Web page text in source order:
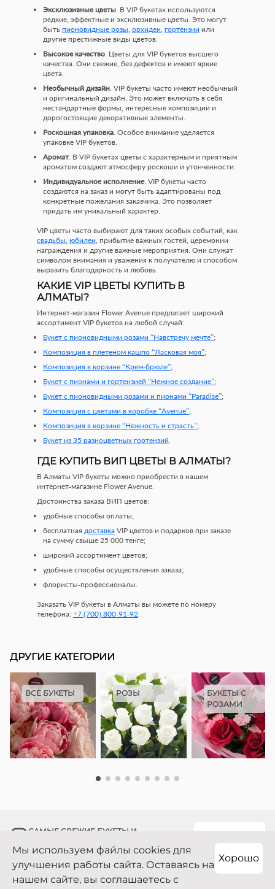
Эксклюзивные цветы. В VIP букетах используются
редкие, эффектные и эксклюзивные цветы. Это могут
быть пионовидные розы, орхидеи, гортензии или
другие престижные виды цветов.
Высокое качество. Цветы для VIP букетов высшего
качества. Они свежие, без дефектов и имеют яркие
цвета.
Необычный дизайн. VIP букеты часто имеют необычный
и оригинальный дизайн. Это может включать в себя
нестандартные формы, интересные композиции и
дорогостоящие декоративные элементы.
Роскошная упаковка. Особое внимание уделяется
упаковке VIP букетов.
Аромат. В VIP букетах цветы с характерным и приятным
ароматом создают атмосферу роскоши и утонченности.
Индивидуальное исполнение. VIP букеты часто
создаются на заказ и могут быть адаптированы под
конкретные пожелания заказчика. Это позволяет
придать им уникальный характер.
VIP цветы часто выбирают для таких особых событий, как
свадьбы, юбилеи, прибытие важных гостей, церемонии
награждения и другие важные мероприятия. Они служат
символом внимания и уважения к получателю и способом
выразить благодарность и любовь.
КАКИЕ VIP ЦВЕТЫ КУПИТЬ В
АЛМАТЫ?
Интернет-магазин Flower Avenue предлагает широкий
ассортимент VIP букетов на любой случай:
Букет с пионовидными розами “Навстречу мечте”;
Композиция в плетеном кашпо “Ласковая моя”;
Композиция в корзине “Крем-брюле”;
Букет с пионами и гортензией “Нежное создание”;
Букет с пионовидными розами и пионами “Paradise”;
Композиция с цветами в коробке “Avenue”;
Композиция в корзине “Нежность и страсть”;
Букет из 35 разноцветных гортензий.
ГДЕ КУПИТЬ ВИП ЦВЕТЫ В АЛМАТЫ?
В Алматы VIP букеты можно приобрести в нашем
интернет-магазине Flower Avenue.
Достоинства заказа ВИП цветов:
удобные способы оплаты;
бесплатная доставка VIP цветов и подарков при заказе
на сумму свыше 25 000 тенге;
широкий ассортимент цветов;
удобные способы осуществления заказа;
флористы-профессионалы.
Заказать VIP букеты в Алматы вы можете по номеру
телефона: +7 (700) 800-91-92.
ДРУГИЕ КАТЕГОРИИ
ВСЕ БУКЕТЫ РОЗЫ
БУКЕТЫ С
РОЗАМИ
САМЫЕ СВЕЖИЕ БУКЕТЫ И
Мы используем файлы cookies для
улучшения работы сайта. Оставаясь на
нашем сайте, вы соглашаетесь с
Хорошо